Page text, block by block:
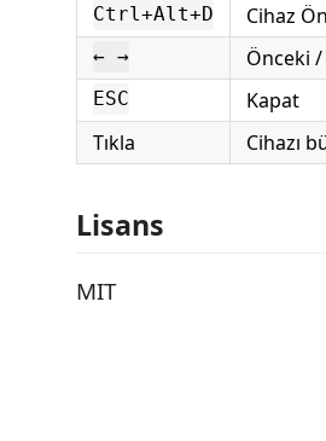
Ctrl+Alt+D Cihaz
← → Önceki
ESC
Kapat
Tıkla
Cihazı
Lisans
MIT